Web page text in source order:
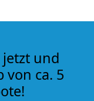
und
von ca. 5